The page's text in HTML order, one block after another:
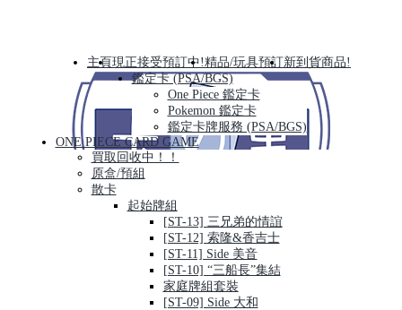
主頁現正接受預訂中!精品/玩具預訂新到貨商品!
鑑定卡 (PSA/BGS)
One Piece 鑑定卡
Pokemon 鑑定卡
鑑定卡牌服務 (PSA/BGS)
ONE PIECE CARD GAME
買取回收中！！
原盒/預組
散卡
起始牌組
[ST-13] 三兄弟的情誼
[ST-12] 索隆&香吉士
[ST-11] Side 美音
[ST-10] “三船長”集結
家庭牌組套裝
[ST-09] Side 大和